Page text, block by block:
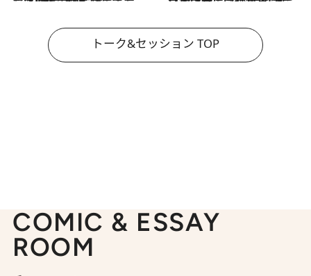
トーク&セッション TOP
COMIC & ESSAY
ROOM